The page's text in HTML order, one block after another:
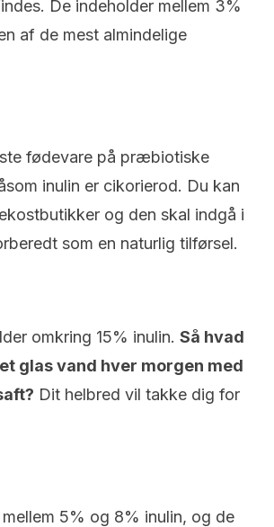
De indeholder mellem 3%
af de mest almindelige
fødevare på præbiotiske
inulin er cikorierod. Du kan
og den skal indgå i
som en naturlig tilførsel.
omkring 15% inulin. Så hvad
glas vand hver morgen med
Dit helbred vil takke dig for
5% og 8% inulin, og de